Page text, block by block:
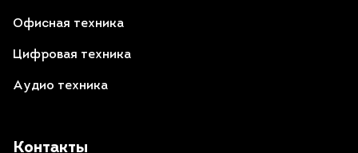
Контакты
Офисная техника
Цифровая техника
Аудио техника